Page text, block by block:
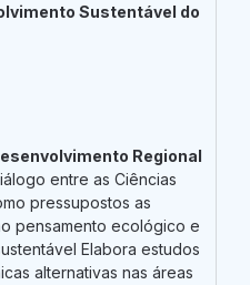
Sustentável do
Regional
entre as Ciências
pressupostos as
pensamento ecológico e
Elabora estudos
alternativas nas áreas